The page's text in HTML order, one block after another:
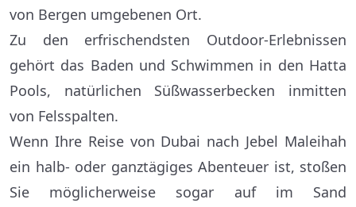
von Bergen umgebenen Ort.
Zu den erfrischendsten Outdoor-Erlebnissen
gehört das Baden und Schwimmen in den Hatta
Pools, natürlichen Süßwasserbecken inmitten
von Felsspalten.
Wenn Ihre Reise von Dubai nach Jebel Maleihah
ein halb- oder ganztägiges Abenteuer ist, stoßen
Sie möglicherweise sogar auf im Sand